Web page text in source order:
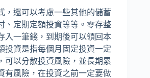
，還可以考慮一些其他的儲蓄
、定期定額投資等等。零存整
入一筆錢，到期後可以領回本
投資是指每個月固定投資一定
可以分散投資風險，並長期累
有風險，在投資之前一定要做